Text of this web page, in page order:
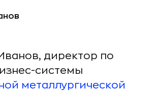
директор по
системы
металлургической